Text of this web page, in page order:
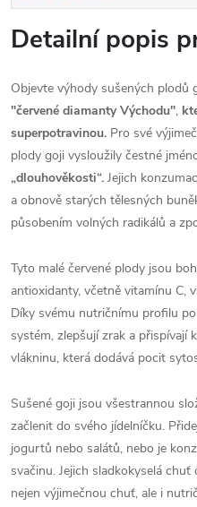
Detailní popis
Objevte výhody sušených plodů
"červené diamanty Východu",
superpotravinou. Pro své
plody goji vysloužily čestné
„dlouhověkosti“. Jejich
a obnově starých tělesných
působením volných radikálů a
Tyto malé červené plody jsou
antioxidanty, včetně vitamínu C,
Díky svému nutričnímu profilu
systém, zlepšují zrak a přispívají
vlákninu, která dodává pocit
Sušené goji jsou všestrannou
začlenit do svého jídelníčku.
jogurtů nebo salátů, nebo je
svačinu. Jejich sladkokyselá
nejen výjimečnou chuť, ale i